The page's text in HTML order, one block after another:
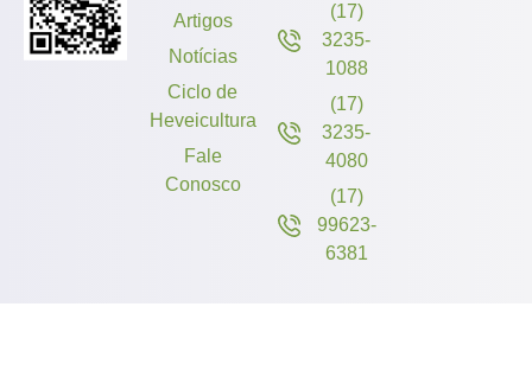
Artigos
Notícias
Ciclo de
Heveicultura
Fale
Conosco
(17)
3235-
1088
(17)
3235-
4080
(17)
99623-
6381